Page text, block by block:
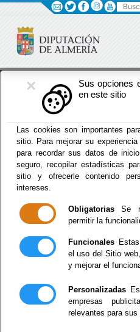
×
Sus opciones
en este sitio
Las cookies son importantes
sitio. Para mejorar su
para recordar sus datos de
seguro, recopilar estadísticas
sitio y ofrecerle contenido
intereses.
Obligatorias Se
permitir la
Funcionales
el uso del Sitio
y mejorar el
Personalizadas
empresas
relevantes para sus
Fomento
Menú
Inicio -Fomento -
El documento con referencia
Red
Intranet
Intranet
Red
Enlaces